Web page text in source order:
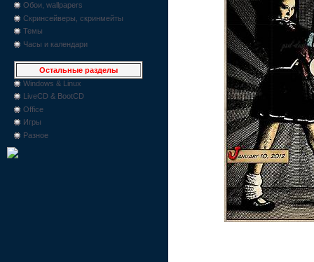
Обои, wallpapers
Скринсейверы, скринмейты
Темы
Часы и календари
Остальные разделы
Windows & Linux
LiveCD & BootCD
Office
Игры
Разное